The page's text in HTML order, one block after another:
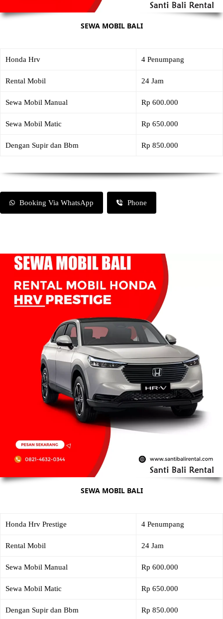
SEWA MOBIL BALI
Honda Hrv 4 Penumpang
Rental Mobil 24 Jam
Sewa Mobil Manual Rp 600.000
Sewa Mobil Matic Rp 650.000
Dengan Supir dan Bbm Rp 850.000
Booking Via WhatsApp Phone
SEWA MOBIL BALI
Honda Hrv Prestige 4 Penumpang
Rental Mobil 24 Jam
Sewa Mobil Manual Rp 600.000
Sewa Mobil Matic Rp 650.000
Dengan Supir dan Bbm Rp 850.000